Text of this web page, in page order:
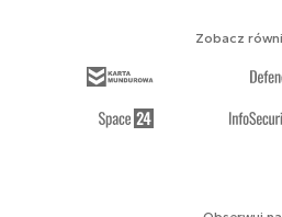
Zobacz